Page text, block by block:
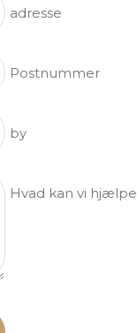
adresse
Postnummer
by
Hvad kan vi